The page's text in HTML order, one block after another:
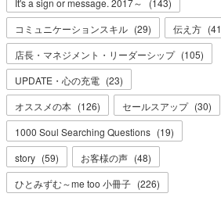
コミュニケーションスキル (29) 伝え方 (41
店長・マネジメント・リーダーシップ (105)
UPDATE・心の充電 (23)
オススメの本 (126) セールスアップ (30)
1000 Soul Searching Questions (19)
story (59) お客様の声 (48)
ひとみずむ～me too 小冊子 (226)